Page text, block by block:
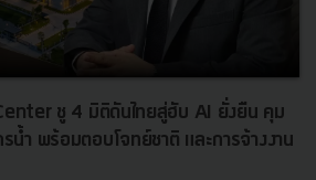
ชู 4 มิติดันไทยสู่ฮับ AI ยั่งยืน คุม
น้ำ พร้อมตอบโจทย์ชาติ และการจ้างงาน